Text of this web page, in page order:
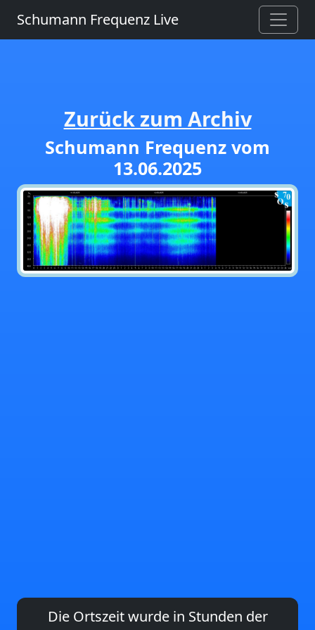
Schumann Frequenz Live
Zurück zum Archiv
Schumann Frequenz vom
13.06.2025
Die Ortszeit wurde in Stunden der